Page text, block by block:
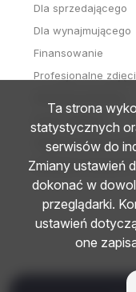
Dla sprzedającego
Dla wynajmującego
Finansowanie
Profesjonalne
Zdjęcia i wideo z
Wirtualne wizyty 3D
Ta strona
statystycznych
serwisów do
Zmiany ustawień
dokonać w
przeglądarki.
ustawień
one